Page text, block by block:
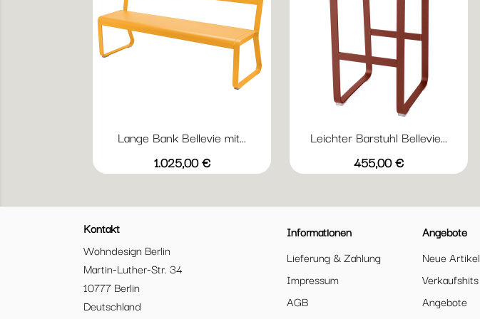
Lange Bank Bellevie mit...
Preis
1.025,00 €
Vorschau
AbyssblauAcapulcoblau
Anthrazit
Chili Gewittergrau
Leichter Barstuhl Bellevie...
Preis
455,00 €
Vorschau
AbyssblauAcapulcoblau
Anthrazit
Chili Gewittergrau
Kontakt
Wohndesign Berlin
Martin-Luther-Str. 34
10777 Berlin
Deutschland
Informationen
Lieferung & Zahlung
Impressum
AGB
Angebote
Neue Artikel
Verkaufshits
Angebote